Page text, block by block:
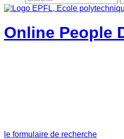
Online People
le formulaire de recherche